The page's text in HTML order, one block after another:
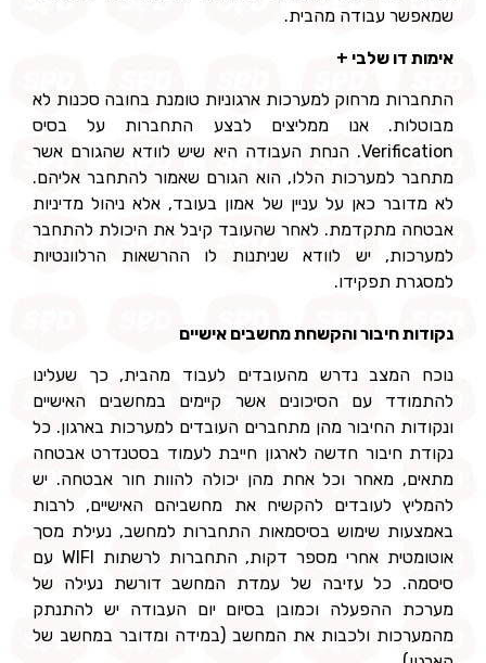
שמאפשר עבודה מהבית.
אימות דו שלבי +
התחברות מרחוק למערכות ארגוניות טומנת בחובה סכנות לא
מבוטלות. אנו ממליצים לבצע התחברות על בסיס
Verification. הנחת העבודה היא שיש לוודא שהגורם אשר
מתחבר למערכות הללו, הוא הגורם שאמור להתחבר אליהם.
לא מדובר כאן על עניין של אמון בעובד, אלא ניהול מדיניות
אבטחה מתקדמת. לאחר שהעובד קיבל את היכולת להתחבר
למערכות, יש לוודא שניתנות לו ההרשאות הרלוונטיות
למסגרת תפקידו.
נקודות חיבור והקשחת מחשבים אישיים
נוכח המצב נדרש מהעובדים לעבוד מהבית, כך שעלינו
להתמודד עם הסיכונים אשר קיימים במחשבים האישיים
ונקודות החיבור מהן מתחברים העובדים למערכות בארגון. כל
נקודת חיבור חדשה לארגון חייבת לעמוד בסטנדרט אבטחה
מתאים, מאחר וכל אחת מהן יכולה להוות חור אבטחה. יש
להמליץ לעובדים להקשיח את מחשביהם האישיים, לרבות
באמצעות שימוש בסיסמאות התחברות למחשב, נעילת מסך
אוטומטית אחרי מספר דקות, התחברות לרשתות WIFI עם
סיסמה. כל עזיבה של עמדת המחשב דורשת נעילה של
מערכת ההפעלה וכמובן בסיום יום העבודה יש להתנתק
מהמערכות ולכבות את המחשב (במידה ומדובר במחשב של